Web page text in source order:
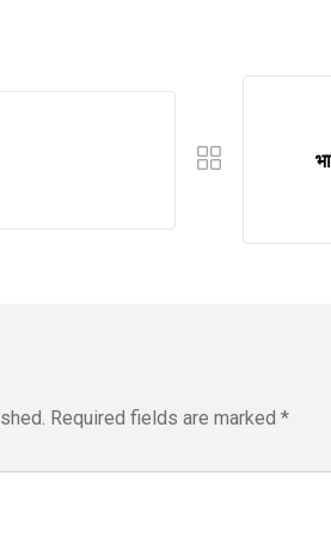
Required fields are marked *